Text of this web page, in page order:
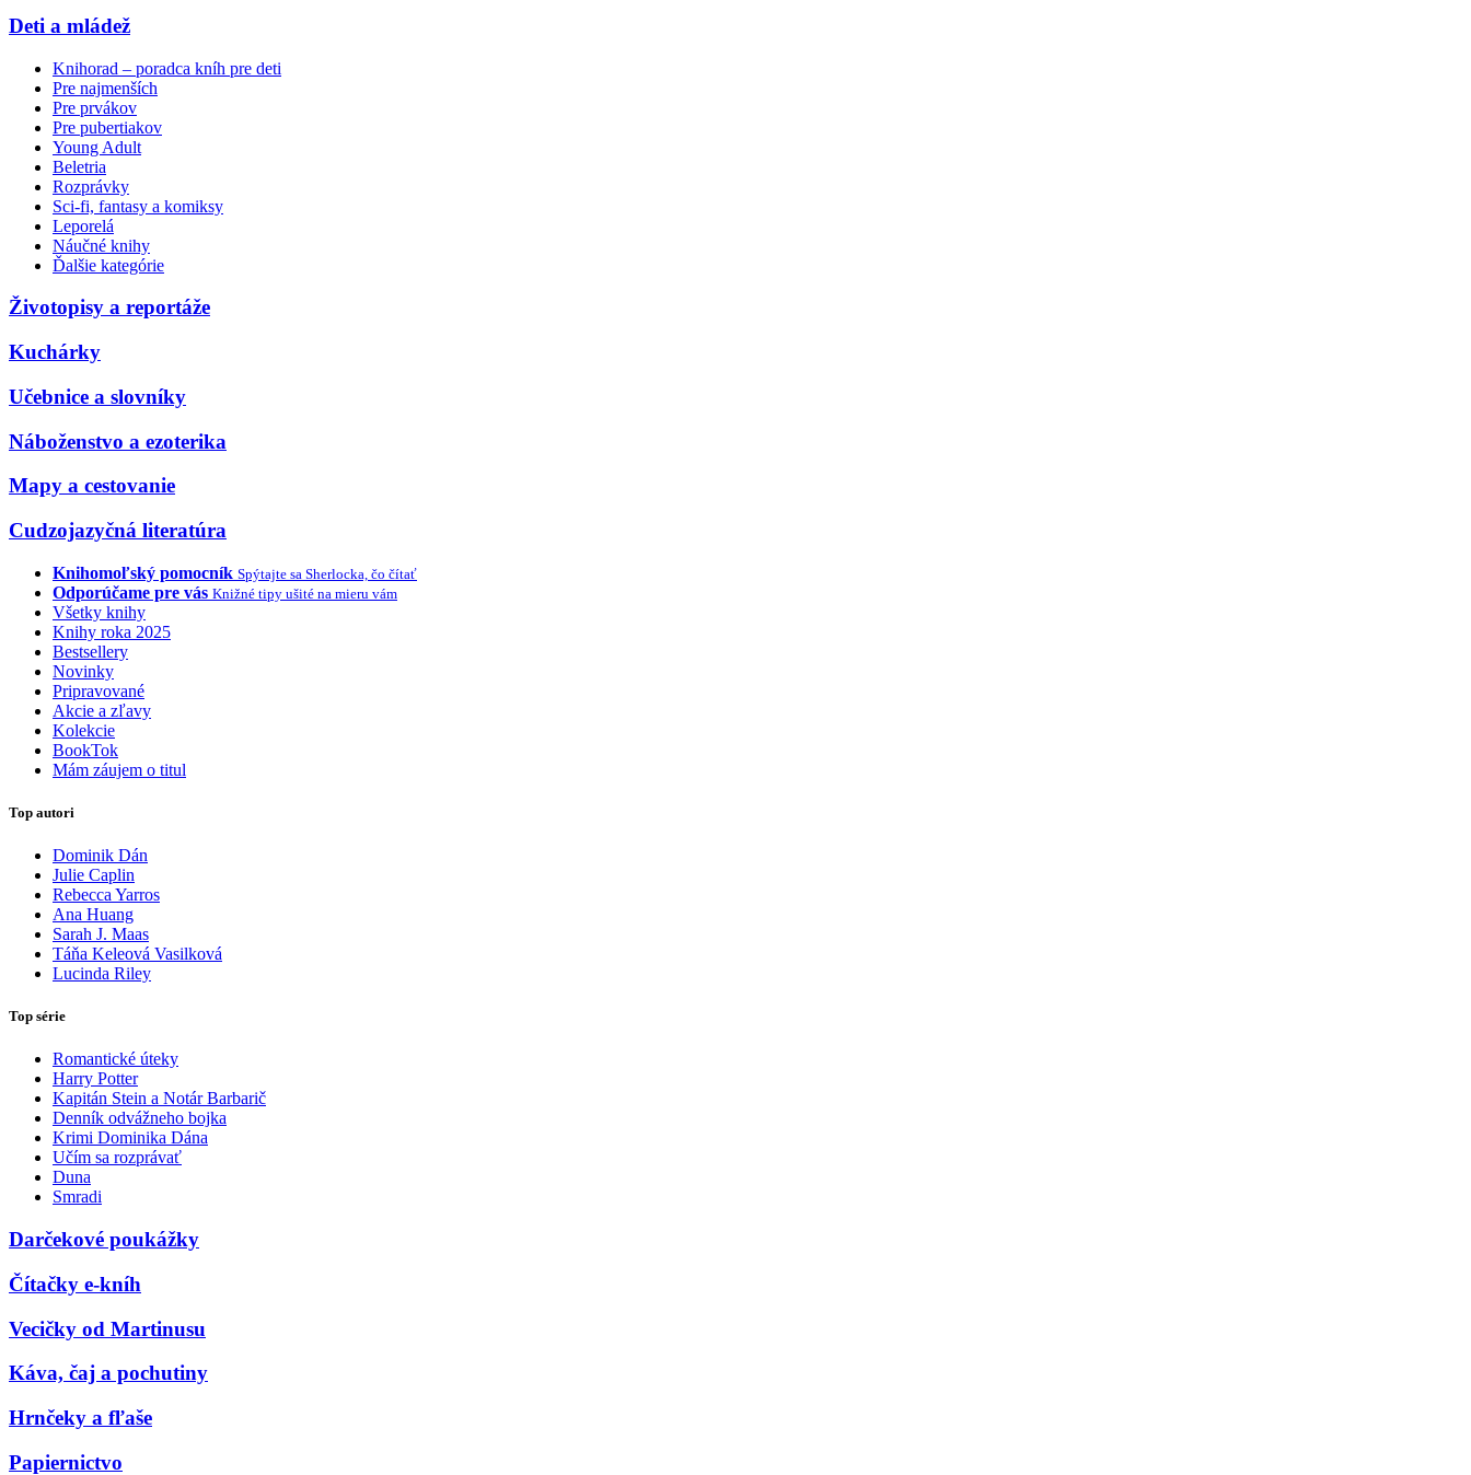
Deti a mládež
Knihorad – poradca kníh pre deti
Pre najmenších
Pre prvákov
Pre pubertiakov
Young Adult
Beletria
Rozprávky
Sci-fi, fantasy a komiksy
Leporelá
Náučné knihy
Ďalšie kategórie
Životopisy a reportáže
Kuchárky
Učebnice a slovníky
Náboženstvo a ezoterika
Mapy a cestovanie
Cudzojazyčná literatúra
Knihomoľský pomocník Spýtajte sa Sherlocka, čo čítať
Odporúčame pre vás Knižné tipy ušité na mieru vám
Všetky knihy
Knihy roka 2025
Bestsellery
Novinky
Pripravované
Akcie a zľavy
Kolekcie
BookTok
Mám záujem o titul
Top autori
Dominik Dán
Julie Caplin
Rebecca Yarros
Ana Huang
Sarah J. Maas
Táňa Keleová Vasilková
Lucinda Riley
Top série
Romantické úteky
Harry Potter
Kapitán Stein a Notár Barbarič
Denník odvážneho bojka
Krimi Dominika Dána
Učím sa rozprávať
Duna
Smradi
Darčekové poukážky
Čítačky e-kníh
Vecičky od Martinusu
Káva, čaj a pochutiny
Hrnčeky a fľaše
Papiernictvo